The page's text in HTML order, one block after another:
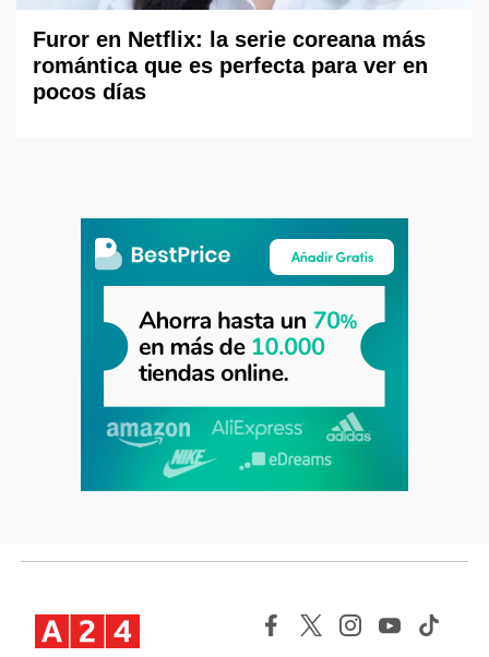
Furor en Netflix: la serie coreana más
romántica que es perfecta para ver en
pocos días